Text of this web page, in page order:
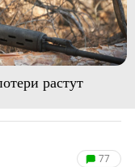
растут
77